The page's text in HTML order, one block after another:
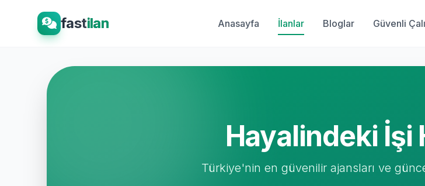
fastilan Anasayfa İlanlar Bloglar Güvenli
Hayalindeki İşi
Türkiye'nin en güvenilir ajansları ve